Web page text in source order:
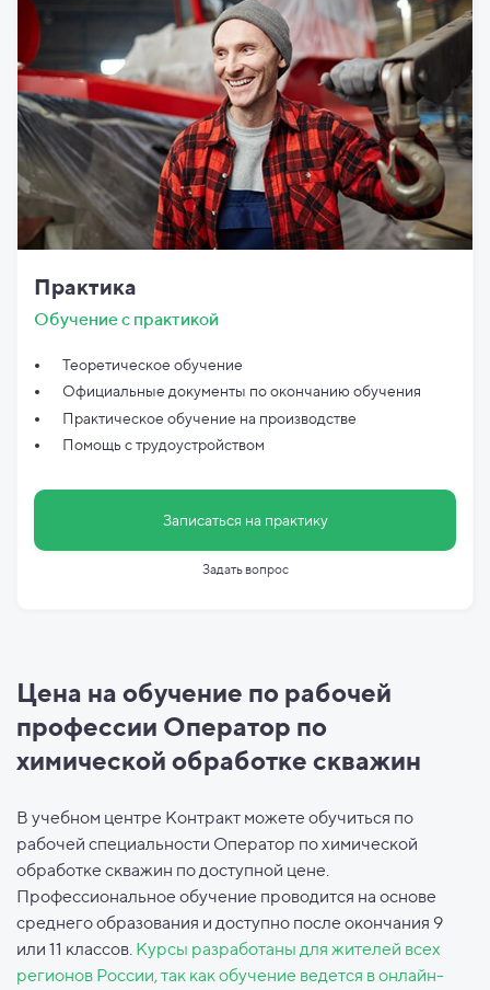
Практика
Обучение с практикой
Теоретическое обучение
Официальные документы поокончанию обучения
Практическое обучение на производстве
Помощь с трудоустройством
Записаться на практику
Задать вопрос
Цена на обучение по рабочей
профессии Оператор по
химической обработке скважин
В учебном центре Контракт можете обучиться по
рабочей специальности Оператор по химической
обработке скважин по доступной цене.
Профессиональное обучение проводится на основе
среднего образования и доступно после окончания 9
или 11 классов. Курсы разработаны для жителей всех
регионов России, так как обучение ведется в онлайн-